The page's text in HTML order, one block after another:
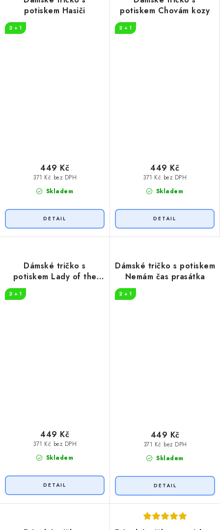
potiskem Hasiči
2 + 1
Skladem
371 Kč bez DPH
449 Kč
potiskem Chovám kozy
2 + 1
Skladem
371 Kč bez DPH
449 Kč
Dámské tričko s
potiskem Lady of the
2 + 1
Skladem
371 Kč bez DPH
449 Kč
Dámské tričko s potiskem
Nemám čas prasátka
2 + 1
Skladem
371 Kč bez DPH
449 Kč